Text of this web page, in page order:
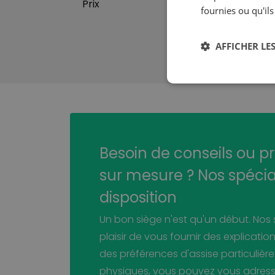
Prix
Besoin de conseils ou
sur mesure ? Nos
disposition
Un bon siège n'est qu'un début.
plaisir de vous fournir des
des préférences d'assise
physiques, vous pouvez vous
fournies ou
AFFICHER